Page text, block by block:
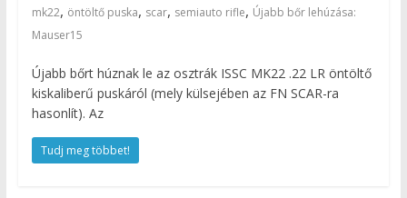
mk22, öntöltő puska, scar, semiauto rifle, Újabb bőr lehúzása:
Mauser15
Újabb bőrt húznak le az osztrák ISSC MK22 .22 LR öntöltő
kiskaliberű puskáról (mely külsejében az FN SCAR-ra
hasonlít). Az
Tudj meg többet!